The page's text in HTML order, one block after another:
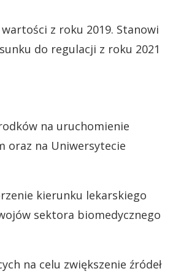
z roku 2019. Stanowi
do regulacji z roku 2021
na uruchomienie
oraz na Uniwersytecie
kierunku lekarskiego
sektora biomedycznego
na celu zwiększenie źródeł